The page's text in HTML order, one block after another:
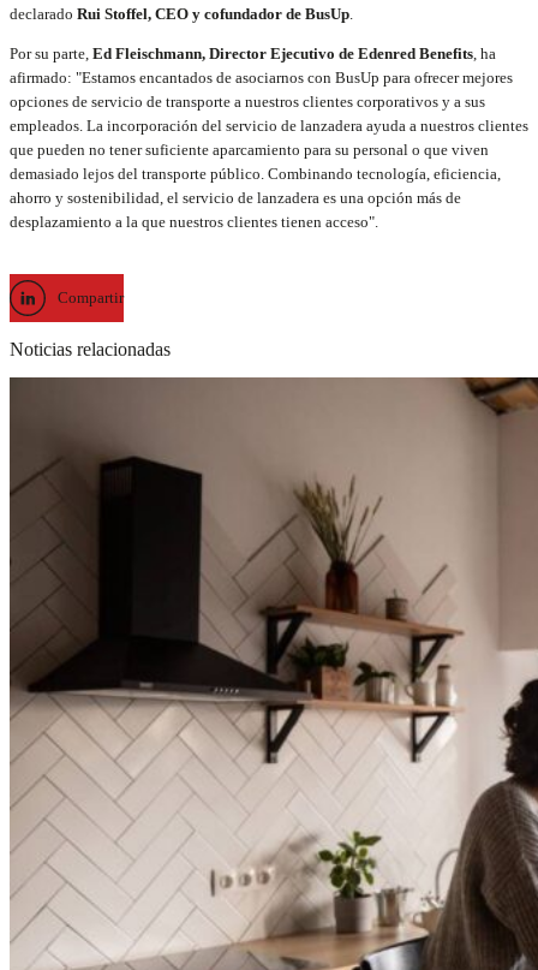
declarado Rui Stoffel, CEO y cofundador de BusUp.
Por su parte, Ed Fleischmann, Director Ejecutivo de Edenred Benefits , ha
afirmado: "Estamos encantados de asociarnos con BusUp para ofrecer mejores
opciones de servicio de transporte a nuestros clientes corporativos y a sus
empleados. La incorporación del servicio de lanzadera ayuda a nuestros clientes
que pueden no tener suficiente aparcamiento para su personal o que viven
demasiado lejos del transporte público. Combinando tecnología, eficiencia,
ahorro y sostenibilidad, el servicio de lanzadera es una opción más de
desplazamiento a la que nuestros clientes tienen acceso".
Compartir
Noticias relacionadas